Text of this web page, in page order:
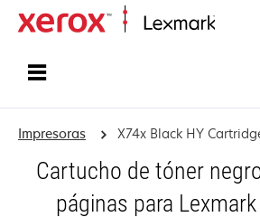
Impresoras X74x Black HY
Cartucho de tóner
páginas para